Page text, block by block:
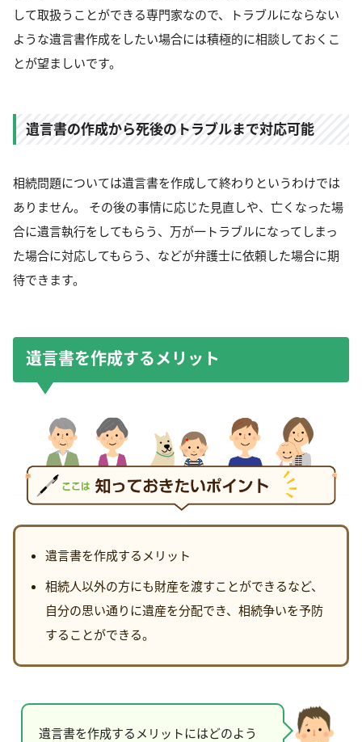
して取扱うことができる専門家なので、トラブルにならない
ような遺言書作成をしたい場合には積極的に相談しておくこ
とが望ましいです。
遺言書の作成から死後のトラブルまで対応可能
相続問題については遺言書を作成して終わりというわけでは
ありません。 その後の事情に応じた見直しや、亡くなった場
合に遺言執行をしてもらう、万が一トラブルになってしまっ
た場合に対応してもらう、などが弁護士に依頼した場合に期
待できます。
遺言書を作成するメリット
遺言書を作成するメリット
相続人以外の方にも財産を渡すことができるなど、
自分の思い通りに遺産を分配でき、相続争いを予防
することができる。
遺言書を作成するメリットにはどのよう